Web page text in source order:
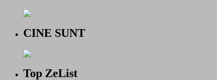
CINE SUNT
Top ZeList